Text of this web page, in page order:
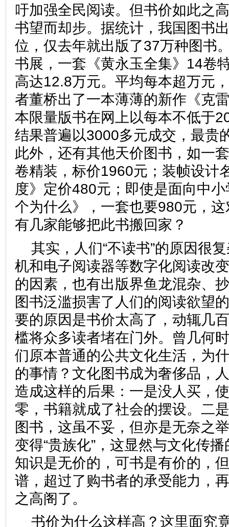
吁加强全民阅读。但书价如此之
书望而却步。据统计，我国图书
位，仅去年就出版了37万种图书
书展，一套《黄永玉全集》14卷
高达12.8万元。平均每本超万元
者董桥出了一本薄薄的新作《克
本限量版书在网上以每本不低于
结果普遍以3000多元成交，最贵
此外，还有其他天价图书，如一
卷精装，标价1960元；装帧设计
度》定价480元；即使是面向中
个为什么》，一套也要980元，
有几家能够把此书搬回家？
其实，人们“不读书”的原因很
机和电子阅读器等数字化阅读改
的因素，也有出版界鱼龙混杂、
图书泛滥损害了人们的阅读欲望
要的原因是书价太高了，动辄几
槛将众多读者堵在门外。曾几何
们原本普通的公共文化生活，为
的事情？文化图书成为奢侈品，
造成这样的后果：一是没人买，
零，书籍就成了社会的摆设。二
图书，这虽不妥，但亦是无奈之
变得“贵族化”，这显然与文化传
知识是无价的，可书是有价的，
谱，超过了购书者的承受能力，
之高阁了。
书价为什么这样高？这里面究